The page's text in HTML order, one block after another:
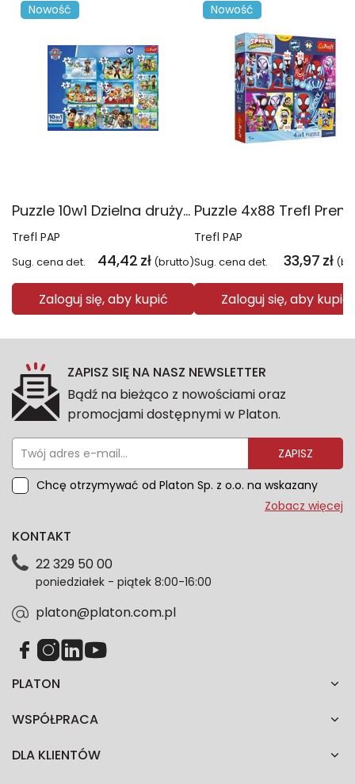
Nowość
Puzzle 10w1 Dzielna drużyna Psiego Patrolu 96012
Trefl PAP
Sug. cena det. 44,42 zł (brutto)
Zaloguj się, aby kupić
Nowość
Trefl PAP
Sug. cena det. 33,97 zł
Zaloguj się, aby kupić
ZAPISZ SIĘ NA NASZ NEWSLETTER
Bądź na bieżąco z nowościami oraz
promocjami dostępnymi w Platon.
ZAPISZ
Chcę otrzymywać od Platon Sp. z o.o. na wskazany
przeze mnie adres e-mail informacje marketingowe
dotyczące danych osobowych znajdziesz w naszej
każdym czasie. Wycofanie zgody nie wpłynie na
zgodność z prawem przetwarzania dokonanego przed
Zobacz więcej
PLATON
WSPÓŁPRACA
DLA KLIENTÓW
KONTAKT
22 329 50 00
poniedziałek - piątek 8:00-16:00
platon@platon.com.pl